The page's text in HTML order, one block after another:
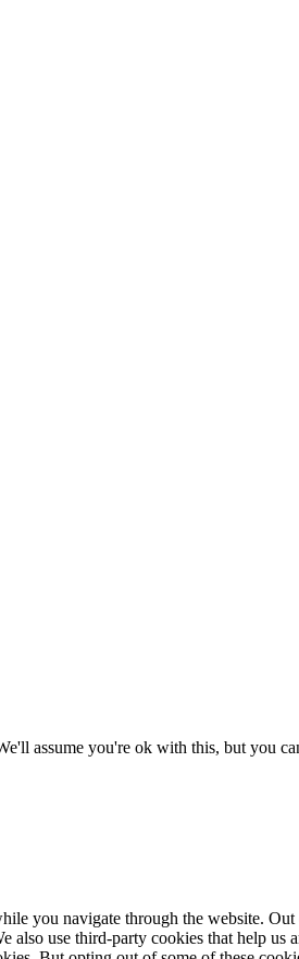
assume you're ok with this, but you
you navigate through the website.
use third-party cookies that help